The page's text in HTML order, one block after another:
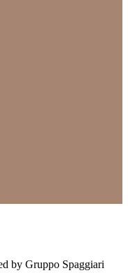
by Gruppo Spaggiari